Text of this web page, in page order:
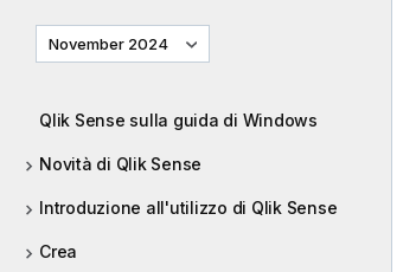
November 2024
Qlik Sense sulla guida di Windows
Novità di Qlik Sense
Introduzione all'utilizzo di Qlik Sense
Crea